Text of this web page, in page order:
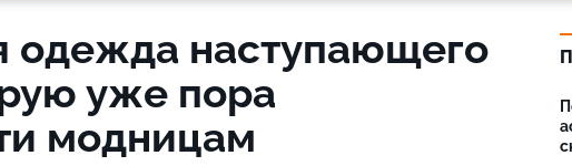
одежда наступающего
уже пора
модницам